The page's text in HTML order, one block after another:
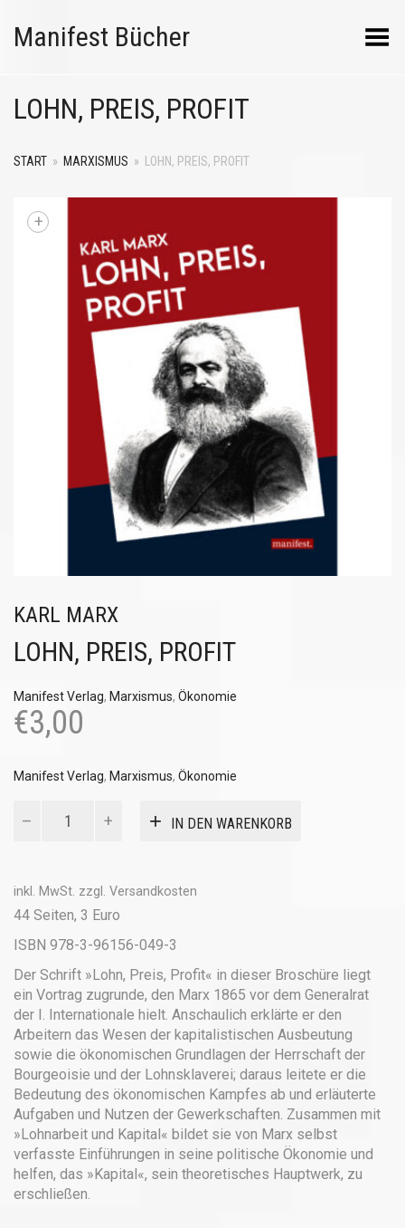
Manifest Bücher Menü umschalten
LOHN, PREIS, PROFIT
START » MARXISMUS » LOHN, PREIS, PROFIT
+
KARL MARX
LOHN, PREIS, PROFIT
Manifest Verlag, Marxismus, Ökonomie
€3,00
Manifest Verlag, Marxismus, Ökonomie
IN DEN WARENKORB
inkl. MwSt. zzgl. Versandkosten
44 Seiten, 3 Euro
ISBN 978-3-96156-049-3
Der Schrift »Lohn, Preis, Profit« in dieser Broschüre liegt
ein Vortrag zugrunde, den Marx 1865 vor dem Generalrat
der I. Internationale hielt. Anschaulich erklärte er den
Arbeitern das Wesen der kapitalistischen Ausbeutung
sowie die ökonomischen Grundlagen der Herrschaft der
Bourgeoisie und der Lohnsklaverei; daraus leitete er die
Bedeutung des ökonomischen Kampfes ab und erläuterte
Aufgaben und Nutzen der Gewerkschaften. Zusammen mit
»Lohnarbeit und Kapital« bildet sie von Marx selbst
verfasste Einführungen in seine politische Ökonomie und
helfen, das »Kapital«, sein theoretisches Hauptwerk, zu
erschließen.